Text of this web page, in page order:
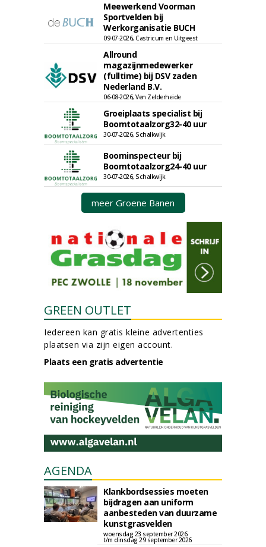
Meewerkend Voorman
Sportvelden bij
Werkorganisatie BUCH
09-07-2026, Castricum en Uitgeest
Allround
magazijnmedewerker
(fulltime) bij DSV zaden
Nederland B.V.
06-08-2026, Ven Zelderheide
Groeiplaats specialist bij
Boomtotaalzorg32-40 uur
30-07-2026, Schalkwijk
Boominspecteur bij
Boomtotaalzorg24-40 uur
30-07-2026, Schalkwijk
meer Groene Banen
GREEN OUTLET
Iedereen kan gratis kleine advertenties
plaatsen via zijn eigen account.
Plaats een gratis advertentie
AGENDA
Klankbordsessies moeten
bijdragen aan uniform
aanbesteden van duurzame
kunstgrasvelden
woensdag 23 september 2026
t/m dinsdag 29 september 2026